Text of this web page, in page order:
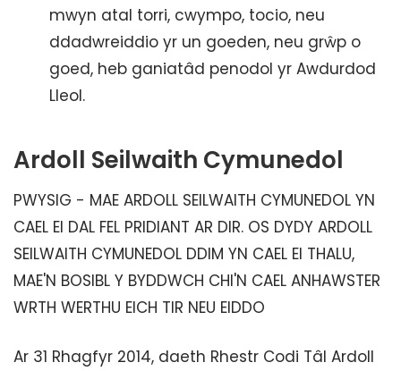
mwyn atal torri, cwympo, tocio, neu
ddadwreiddio yr un goeden, neu grŵp o
goed, heb ganiatâd penodol yr Awdurdod
Lleol.
Ardoll Seilwaith Cymunedol
PWYSIG - MAE ARDOLL SEILWAITH CYMUNEDOL YN
CAEL EI DAL FEL PRIDIANT AR DIR. OS DYDY ARDOLL
SEILWAITH CYMUNEDOL DDIM YN CAEL EI THALU,
MAE'N BOSIBL Y BYDDWCH CHI'N CAEL ANHAWSTER
WRTH WERTHU EICH TIR NEU EIDDO
Ar 31 Rhagfyr 2014, daeth Rhestr Codi Tâl Ardoll